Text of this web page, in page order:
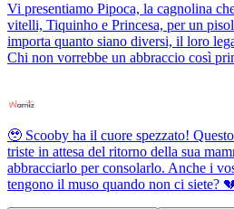
Vi presentiamo Pipoca, la cagnolina
vitelli, Tiquinho e Princesa, per un
importa quanto siano diversi, il loro
Chi non vorrebbe un abbraccio così
🥹 Scooby ha il cuore spezzato!
triste in attesa del ritorno della sua
abbracciarlo per consolarlo. Anche i
tengono il muso quando non ci siete?